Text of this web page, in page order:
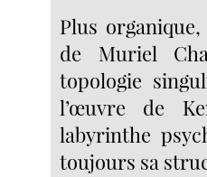
Plus
de Muriel
topologie
l’œuvre de
labyrinthe
toujours sa